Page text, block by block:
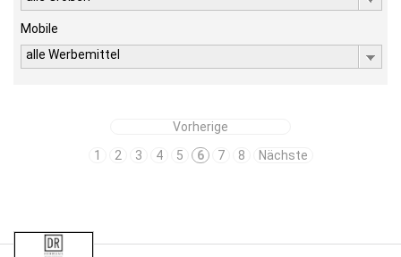
Mobile
alle Werbemittel
Vorherige
1
2 3 4 5 6 7 8 Nächste